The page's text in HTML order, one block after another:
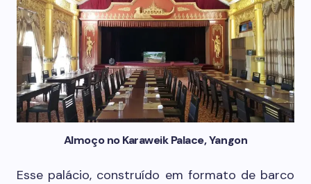
Almoço no Karaweik Palace, Yangon
Esse palácio, construído em formato de barco